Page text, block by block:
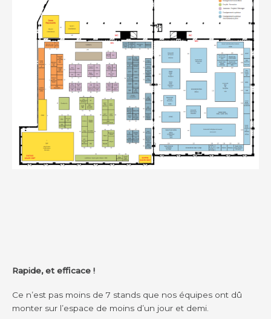
Rapide, et efficace !
Ce n’est pas moins de 7 stands que nos équipes ont dû
monter sur l’espace de moins d’un jour et demi.